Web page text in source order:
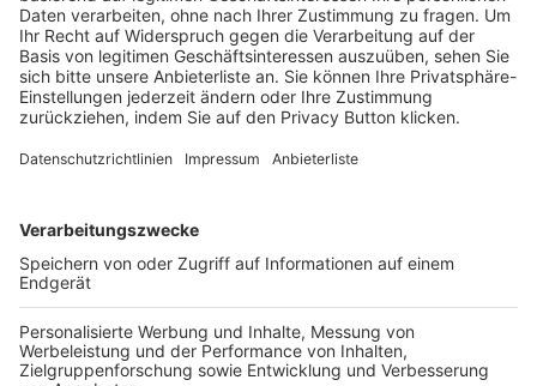
Trainerbörse
Login SpielPlus
FOLGE DEM BFV
TOP-VEREINE